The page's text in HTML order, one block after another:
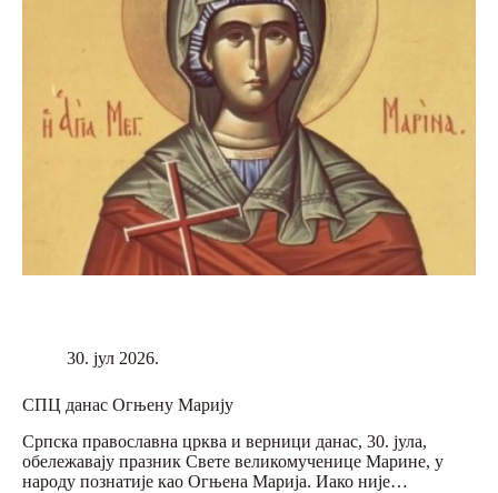
30. јул 2026.
СПЦ данас Огњену Марију
Српска православна црква и верници данас, 30. јула,
обележавају празник Свете великомученице Марине, у
народу познатије као Огњена Марија. Иако није…